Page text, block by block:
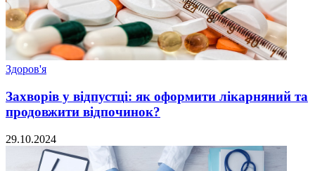
Здоров'я
Захворів у відпустці: як оформити лікарняний та
продовжити відпочинок?
29.10.2024